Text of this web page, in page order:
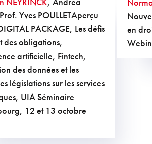
Yves POULLETAperçu
PACKAGE, Les défis
des obligations,
artificielle, Fintech,
des données et les
législations sur les services
UIA Séminaire
12 et 13 octobre
en